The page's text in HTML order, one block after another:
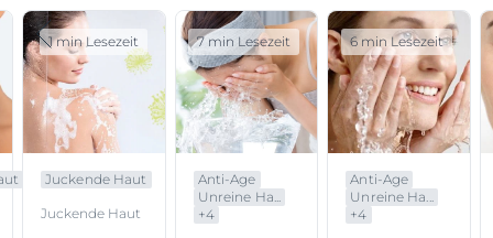
Juckende Haut
Juckende Haut
1 min Lesezeit
Anti-Age
Unreine Ha...
+4
7 min Lesezeit
Anti-Age
Unreine Ha...
+4
6 min Lesezeit